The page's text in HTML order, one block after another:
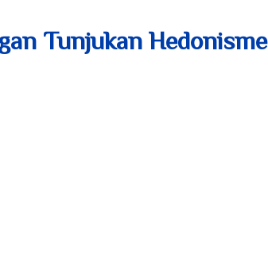
Tunjukan Hedonisme